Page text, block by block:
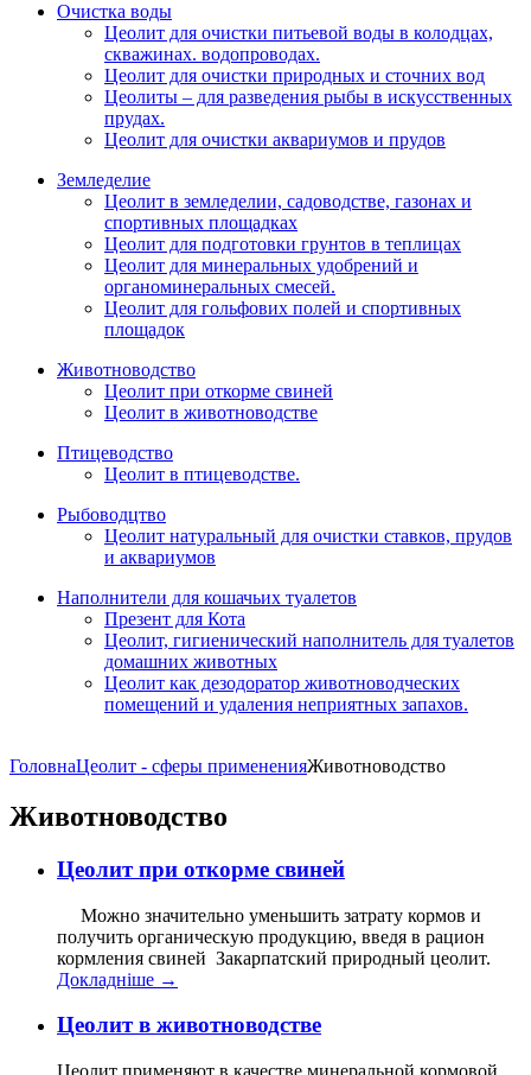
Очистка воды
Цеолит для очистки питьевой воды в колодцах,
скважинах. водопроводах.
Цеолит для очистки природных и сточних вод
Цеолиты – для разведения рыбы в искусственных
прудах.
Цеолит для очистки аквариумов и прудов
Земледелие
Цеолит в земледелии, садоводстве, газонах и
спортивных площадках
Цеолит для подготовки грунтов в теплицах
Цеолит для минеральных удобрений и
органоминеральных смесей.
Цеолит для гольфових полей и спортивных
площадок
Животноводство
Цеолит при откорме свиней
Цеолит в животноводстве
Птицеводство
Цеолит в птицеводстве.
Рыбоводцтво
Цеолит натуральный для очистки ставков, прудов
и аквариумов
Наполнители для кошачьих туалетов
Презент для Кота
Цеолит, гигиенический наполнитель для туалетов
домашних животных
Цеолит как дезодоратор животноводческих
помещений и удаления неприятных запахов.
ГоловнаЦеолит - сферы примененияЖивотноводство
Животноводство
Цеолит при откорме свиней
Можно значительно уменьшить затрату кормов и
получить органическую продукцию, введя в рацион
кормления свиней Закарпатский природный цеолит.
Докладнiше →
Цеолит в животноводстве
Цеолит применяют в качестве минеральной кормовой